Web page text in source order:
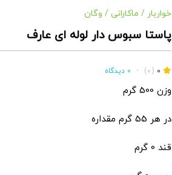
خواربار / ماکارانی / وگان
پاستا سبوس دار لوله ای عارف
0
(0)
• 0 دیدگاه
وزن 500 گرم
در هر 55 گرم مقداره
قند 0 گرم